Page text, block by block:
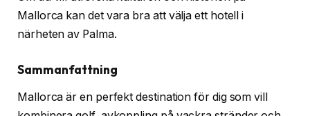
Mallorca kan det vara bra att välja ett hotell i
närheten av Palma.
Sammanfattning
Mallorca är en perfekt destination för dig som vill